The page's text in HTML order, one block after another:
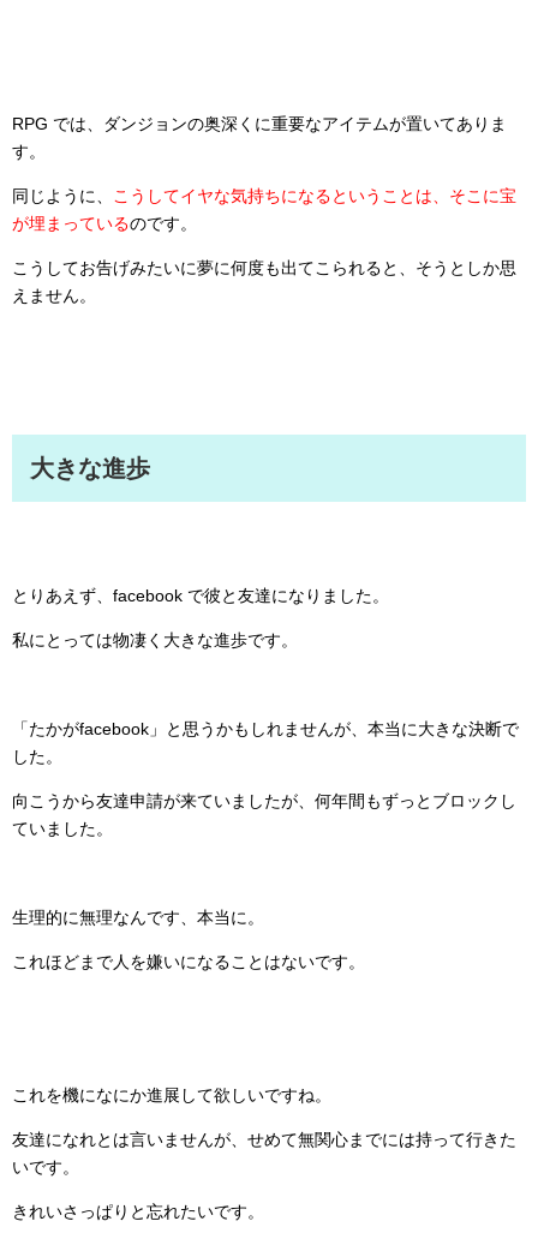
RPG では、ダンジョンの奥深くに重要なアイテムが置いてありま
す。
同じように、
こうしてイヤな気持ちになるということは、そこに宝
が埋まっているのです。
こうしてお告げみたいに夢に何度も出てこられると、そうとしか思
えません。
大きな進歩
とりあえず、facebook で彼と友達になりました。
私にとっては物凄く大きな進歩です。
「たかがfacebook」と思うかもしれませんが、本当に大きな決断で
した。
向こうから友達申請が来ていましたが、何年間もずっとブロックし
ていました。
生理的に無理なんです、本当に。
これほどまで人を嫌いになることはないです。
これを機になにか進展して欲しいですね。
友達になれとは言いませんが、せめて無関心までには持って行きた
いです。
きれいさっぱりと忘れたいです。